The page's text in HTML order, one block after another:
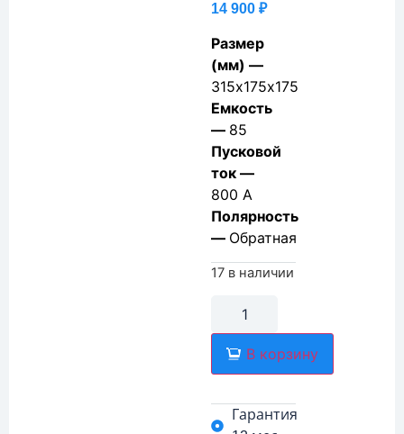
14 900 ₽
Размер
(мм) —
315х175х175
Емкость
— 85
Пусковой
ток —
800 А
Полярность
— Обратная
17 в наличии
В корзину
Гарантия